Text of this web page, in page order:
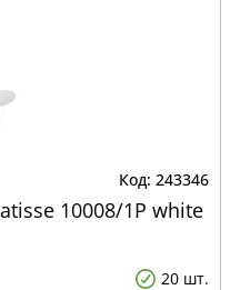
243346
10008/1P white
20 шт.